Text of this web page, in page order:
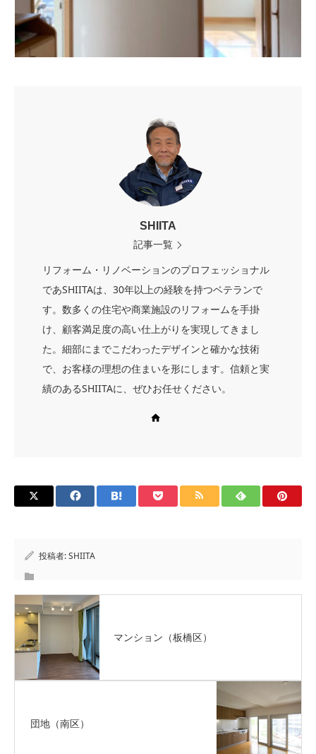
SHIITA
記事一覧
リフォーム・リノベーションのプロフェッショナル
であSHIITAは、30年以上の経験を持つベテランで
す。数多くの住宅や商業施設のリフォームを手掛
け、顧客満足度の高い仕上がりを実現してきまし
た。細部にまでこだわったデザインと確かな技術
で、お客様の理想の住まいを形にします。信頼と実
績のあるSHIITAに、ぜひお任せください。
投稿者:SHIITA
マンション（板橋区）
団地（南区）